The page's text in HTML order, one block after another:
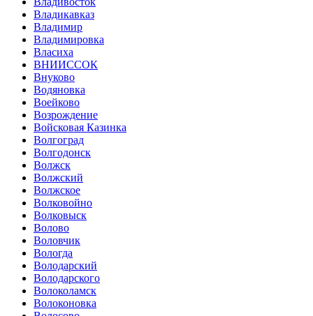
Владикавказ
Владимир
Владимировка
Власиха
ВНИИССОК
Внуково
Водяновка
Воейково
Возрождение
Войсковая Казинка
Волгоград
Волгодонск
Волжск
Волжский
Волжское
Волковойно
Волковыск
Волово
Воловчик
Вологда
Володарский
Володарского
Волоколамск
Волоконовка